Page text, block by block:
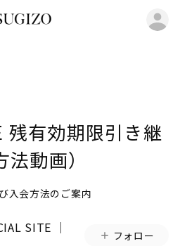
残有効期限引き継
動画）
入会方法のご案内
SITE │
フォロー